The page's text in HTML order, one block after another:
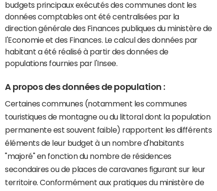
budgets principaux exécutés des communes dont les
données comptables ont été centralisées par la
direction générale des Finances publiques du ministère de
l'Economie et des Finances. Le calcul des données par
habitant a été réalisé à partir des données de
populations fournies par l'Insee.
A propos des données de population :
Certaines communes (notamment les communes
touristiques de montagne ou du littoral dont la population
permanente est souvent faible) rapportent les différents
éléments de leur budget à un nombre d'habitants
"majoré" en fonction du nombre de résidences
secondaires ou de places de caravanes figurant sur leur
territoire. Conformément aux pratiques du ministère de